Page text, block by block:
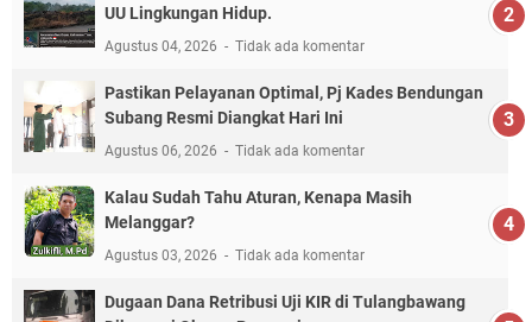
UU Lingkungan Hidup.
Agustus 04, 2026 Tidak ada komentar
Pastikan Pelayanan Optimal, Pj Kades Bendungan
Subang Resmi Diangkat Hari Ini
Agustus 06, 2026 Tidak ada komentar
Kalau Sudah Tahu Aturan, Kenapa Masih
Melanggar?
Agustus 03, 2026 Tidak ada komentar
Dugaan Dana Retribusi Uji KIR di Tulangbawang